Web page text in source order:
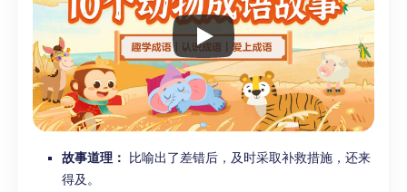
故事道理：
比喻出了差错后，及时采取补救措施，还来
得及。